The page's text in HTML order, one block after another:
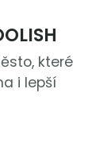
které
i lepší